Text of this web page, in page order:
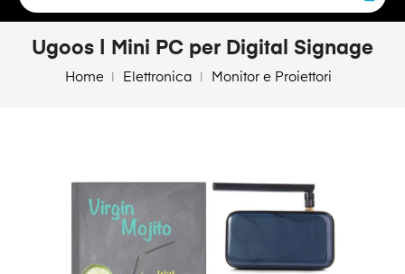
Ugoos | Mini PC per Digital Signage
Home Elettronica Monitor e Proiettori